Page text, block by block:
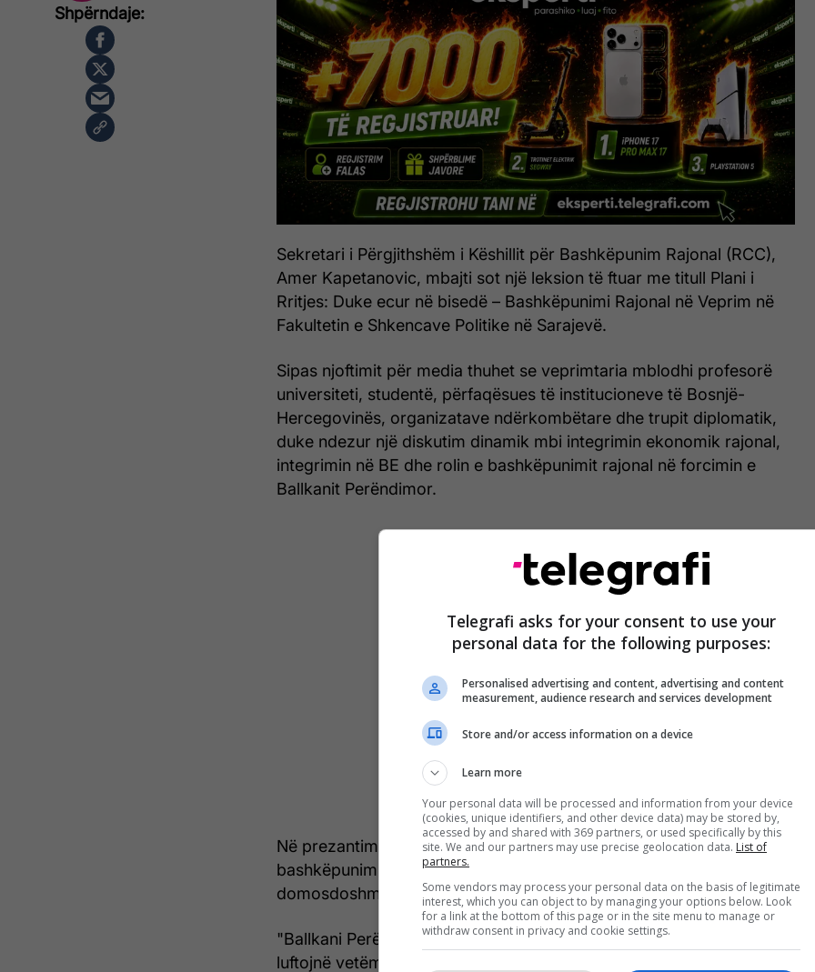
Sekretari i Përgjithshëm i Këshillit për Bashkëpunim Rajonal (RCC),
Amer Kapetanovic, mbajti sot një leksion të ftuar me titull Plani i
Rritjes: Duke ecur në bisedë – Bashkëpunimi Rajonal në Veprim në
Fakultetin e Shkencave Politike në Sarajevë.
Sipas njoftimit për media thuhet se veprimtaria mblodhi profesorë
universiteti, studentë, përfaqësues të institucioneve të Bosnjë-
Hercegovinës, organizatave ndërkombëtare dhe trupit diplomatik,
duke ndezur një diskutim dinamik mbi integrimin ekonomik rajonal,
integrimin në BE dhe rolin e bashkëpunimit rajonal në forcimin e
Ballkanit Perëndimor.
Në prezantimin e tij, Sekretari i Përgjithshëm Kapetanoviç theksoi se
bashkëpunimi rajonal nuk është më një opsion, por një
domosdoshmëri për të ardhmen ekonomike të rajonit.
"Ballkani Perëndimor ka dy zgjedhje: të rriten së bashku ose të
luftojnë vetëm. 82% e njerëzve në rajon besojnë në bashkëpunimin
Telegrafi asks for your consent to use your
personal data for the following purposes:
Personalised advertising and content, advertising and content
measurement, audience research and services development
Store and/or access information on a device
Learn more
Your personal data will be processed and information from your device
(cookies, unique identifiers, and other device data) may be stored by,
accessed by and shared with 369 partners, or used specifically by this
site. We and our partners may use precise geolocation data. List of
partners.
Some vendors may process your personal data on the basis of legitimate
interest, which you can object to by managing your options below. Look
for a link at the bottom of this page or in the site menu to manage or
withdraw consent in privacy and cookie settings.